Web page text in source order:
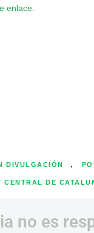
enlace.
DIVULGACIÓN ,
DE
no es